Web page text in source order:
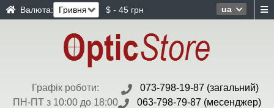
ua
Валюта: $ - 45 грн
Графік роботи:
ПН-ПТ з 10:00 до 18:00
073-798-19-87 (загальний)
063-798-79-87 (месенджер)